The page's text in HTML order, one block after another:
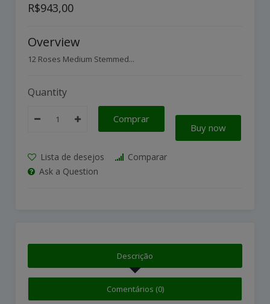
R$943,00
Overview
12 Roses Medium Stemmed...
Quantity
Comprar
Buy now
Lista de desejos
Comparar
Ask a Question
Descrição
Comentários (0)